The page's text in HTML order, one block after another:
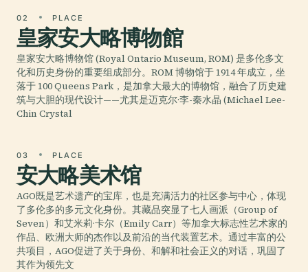
02 PLACE
皇家安大略博物館
皇家安大略博物馆 (Royal Ontario Museum, ROM) 是多伦多文
化和历史身份的重要组成部分。ROM 博物馆于 1914 年成立，坐
落于 100 Queens Park，是加拿大最大的博物馆，融合了历史建
筑与大胆的现代设计——尤其是迈克尔·李-秦水晶 (Michael Lee-
Chin Crystal
03 PLACE
安大略美术馆
AGO既是艺术遗产的宝库，也是充满活力的社区参与中心，体现
了多伦多的多元文化身份。其藏品突显了七人画派（Group of
Seven）和艾米莉·卡尔（Emily Carr）等加拿大标志性艺术家的
作品、欧洲大师的杰作以及前沿的当代装置艺术。通过丰富的公
共项目，AGO促进了关于身份、和解和社会正义的对话，巩固了
其作为领先文